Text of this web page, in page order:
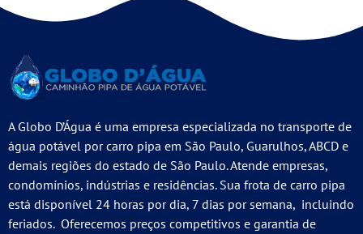
A Globo D’Água é uma empresa especializada no transporte de
água potável por carro pipa em São Paulo, Guarulhos, ABCD e
demais regiões do estado de São Paulo. Atende empresas,
condomínios, indústrias e residências. Sua frota de carro pipa
está disponível 24 horas por dia, 7 dias por semana, incluindo
feriados. Oferecemos preços competitivos e garantia de